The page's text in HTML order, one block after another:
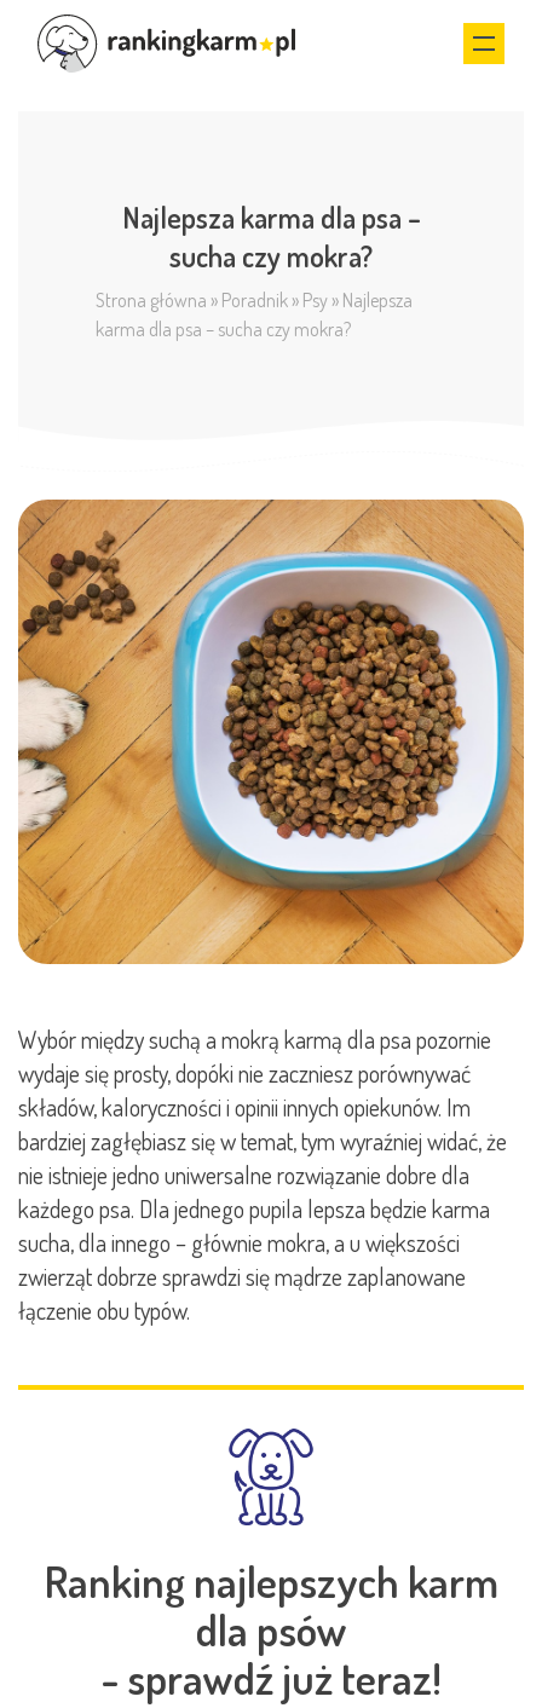
Najlepsza karma dla psa –
sucha czy mokra?
Strona główna » Poradnik » Psy » Najlepsza
karma dla psa – sucha czy mokra?
Wybór między suchą a mokrą karmą dla psa pozornie
wydaje się prosty, dopóki nie zaczniesz porównywać
składów, kaloryczności i opinii innych opiekunów. Im
bardziej zagłębiasz się w temat, tym wyraźniej widać, że
nie istnieje jedno uniwersalne rozwiązanie dobre dla
każdego psa. Dla jednego pupila lepsza będzie karma
sucha, dla innego – głównie mokra, a u większości
zwierząt dobrze sprawdzi się mądrze zaplanowane
łączenie obu typów.
Ranking najlepszych karm
dla psów
- sprawdź już teraz!